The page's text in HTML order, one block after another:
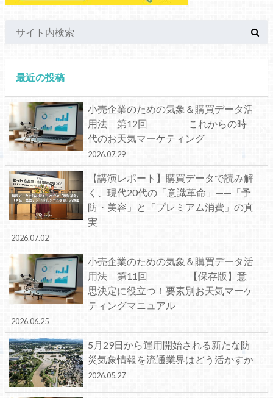
最近の投稿
小売企業のための気象＆購買データ活
用法 第12回 これからの時
代のお天気マーケティング
2026.07.29
【講演レポート】購買データで読み解
く、現代20代の「意識革命」——「予
防・美容」と「プレミアム消費」の真
実
2026.07.02
小売企業のための気象＆購買データ活
用法 第11回 【保存版】意
思決定に役立つ！要素別お天気マーケ
ティングマニュアル
2026.06.25
5月29日から運用開始される新たな防
災気象情報を流通業界はどう活かすか
2026.05.27